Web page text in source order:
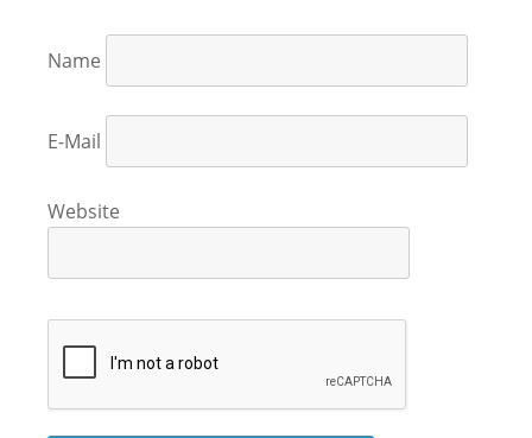
Name
E-Mail
Website